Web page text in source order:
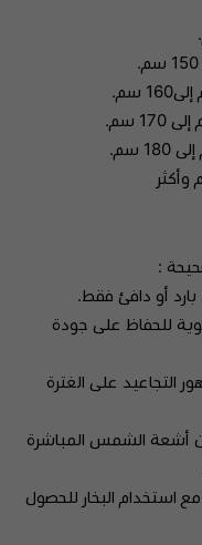
:
أو دافئ فقط.
للحفاظ على جودة
التجاعيد على الغترة
أشعة الشمس المباشرة
استخدام البخار للحصول